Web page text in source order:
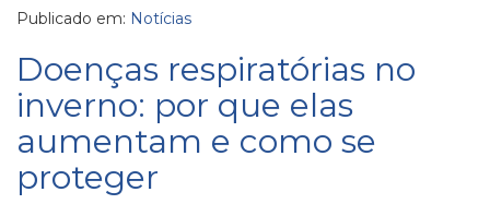
Publicado em: Notícias
Doenças respiratórias no
inverno: por que elas
aumentam e como se
proteger